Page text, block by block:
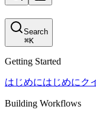
Search
⌘K
Getting Started
はじめにはじめに ク
Building Workflows